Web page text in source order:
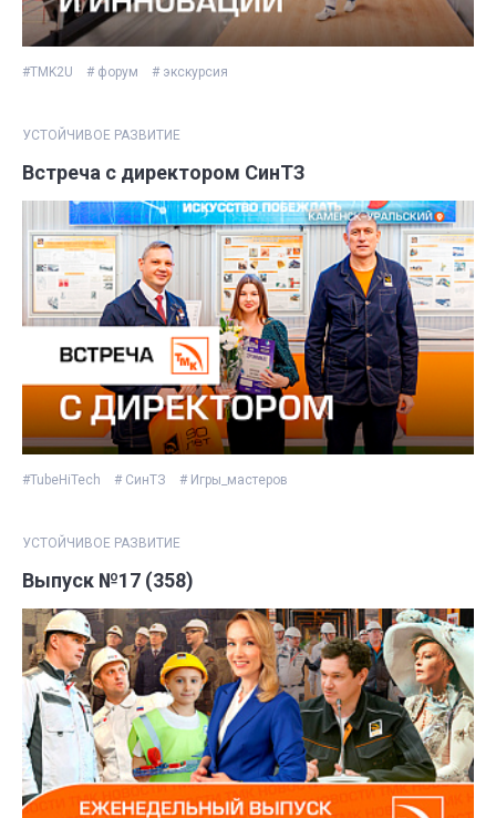
#TMK2U # форум # экскурсия
УСТОЙЧИВОЕ РАЗВИТИЕ
Встреча с директором СинТЗ
#TubeHiTech # СинТЗ # Игры_мастеров
УСТОЙЧИВОЕ РАЗВИТИЕ
Выпуск №17 (358)